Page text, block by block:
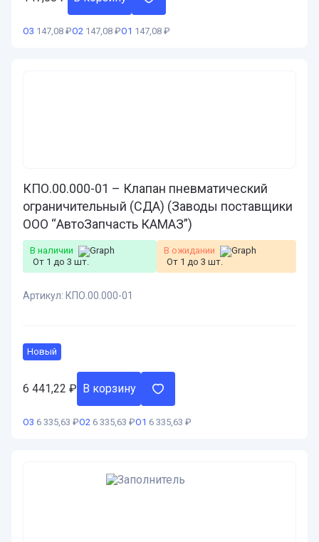
О3 147,08 ₽О2 147,08 ₽О1 147,08 ₽
КПО.00.000-01 – Клапан пневматический
ограничительный (СДА) (Заводы поставщики
ООО “АвтоЗапчасть КАМАЗ”)
В наличии
От 1 до 3 шт.
В ожидании
От 1 до 3 шт.
Артикул: КПО.00.000-01
Новый
6 441,22 ₽ В корзину
О3 6 335,63 ₽О2 6 335,63 ₽О1 6 335,63 ₽